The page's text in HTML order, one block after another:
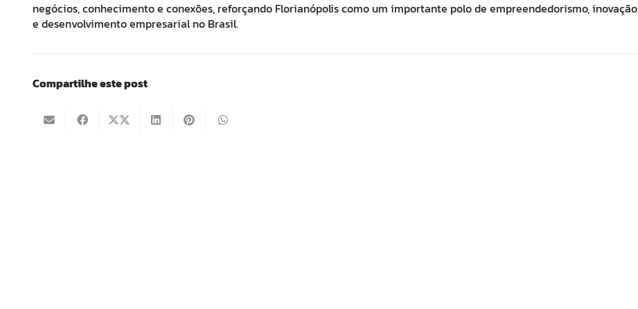
negócios, conhecimento e conexões, reforçando Florianópolis como um importante polo de empreendedorismo, inovação
e desenvolvimento empresarial no Brasil.
Compartilhe este post